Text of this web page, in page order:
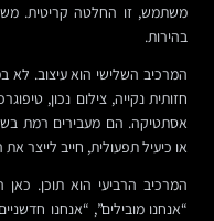
משתמש, זו החלטה קריטית.
בהירות.
המרכיב השלישי הוא עיצוב. לא
חזותית נקייה, צילום נכון,
אסתטיקה. הם מעבירים רמת
או כיעיל תפעולית, חייב לייצר
המרכיב הרביעי הוא תוכן.
“אנחנו מובילים”, “אנחנו